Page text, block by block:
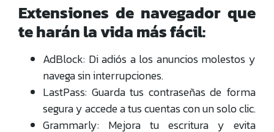
Extensiones de navegador que
te harán la vida más fácil:
AdBlock: Di adiós a los anuncios molestos y
navega sin interrupciones.
LastPass: Guarda tus contraseñas de forma
segura y accede a tus cuentas con un solo clic.
Grammarly: Mejora tu escritura y evita